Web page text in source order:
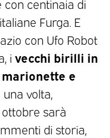
centinaia di
Furga. E
con Ufo Robot
i vecchi birilli in
e
volta,
sarà
di storia,